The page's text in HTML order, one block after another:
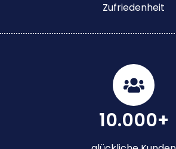
Zufriedenheit
10.000+